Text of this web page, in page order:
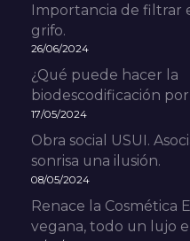
Importancia de filtrar
grifo.
26/06/2024
¿Qué puede hacer la
biodescodificación
17/05/2024
Obra social USUI.
sonrisa una ilusión.
08/05/2024
Renace la Cosmética
vegana, todo un lujo